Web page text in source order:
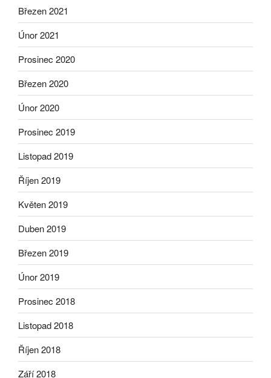
Březen 2021
Únor 2021
Prosinec 2020
Březen 2020
Únor 2020
Prosinec 2019
Listopad 2019
Říjen 2019
Květen 2019
Duben 2019
Březen 2019
Únor 2019
Prosinec 2018
Listopad 2018
Říjen 2018
Září 2018